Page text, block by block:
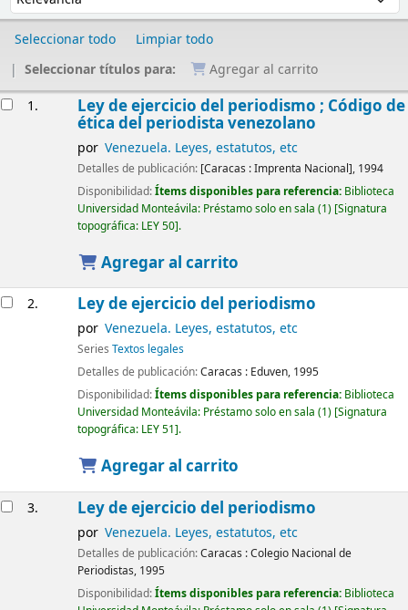
Seleccionar todo
Limpiar todo
Seleccionar títulos para:
Agregar al carrito
1. Ley de ejercicio del periodismo ; Código de
ética del periodista venezolano
por Venezuela. Leyes, estatutos, etc
Detalles de publicación: [Caracas :Imprenta Nacional], 1994
Disponibilidad:Ítems disponibles para referencia: Biblioteca
Universidad Monteávila: Préstamo solo en sala (1) Signatura
topográfica: LEY 50 .
Agregar al carrito
2. Ley de ejercicio del periodismo
por Venezuela. Leyes, estatutos, etc
Series Textos legales
Detalles de publicación:Caracas : Eduven, 1995
Disponibilidad:Ítems disponibles para referencia: Biblioteca
Universidad Monteávila: Préstamo solo en sala (1) Signatura
topográfica: LEY 51 .
Agregar al carrito
3. Ley de ejercicio del periodismo
por Venezuela. Leyes, estatutos, etc
Detalles de publicación:Caracas :Colegio Nacional de
Periodistas, 1995
Disponibilidad:Ítems disponibles para referencia: Biblioteca